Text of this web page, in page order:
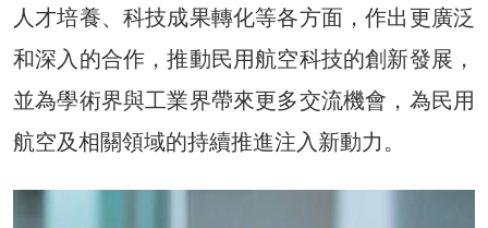
人才培養、科技成果轉化等各方面，作出更廣泛
和深入的合作，推動民用航空科技的創新發展，
並為學術界與工業界帶來更多交流機會，為民用
航空及相關領域的持續推進注入新動力。